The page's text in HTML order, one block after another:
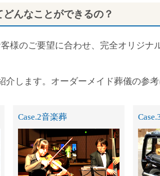
んなことができるの？
様のご要望に合わせ、完全オリジナ
介します。オーダーメイド葬儀の参考
Case.2音楽葬